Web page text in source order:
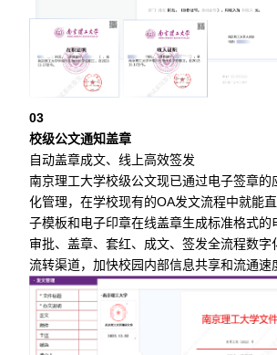
03
校级公文通知盖章
自动盖章成文、线上高效签发
南京理工大学校级公文现已通过电子签章的
化管理，在学校现有的OA发文流程中就能
子模板和电子印章在线盖章生成标准格式的
审批、盖章、套红、成文、签发全流程数字
流转渠道，加快校园内部信息共享和流通速